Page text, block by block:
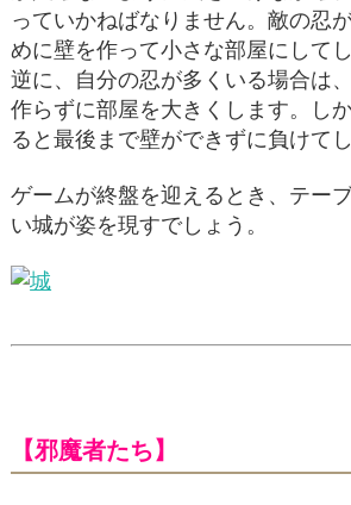
っていかねばなりません。敵の忍
めに壁を作って小さな部屋にして
逆に、自分の忍が多くいる場合は
作らずに部屋を大きくします。し
ると最後まで壁ができずに負けてし
ゲームが終盤を迎えるとき、テー
い城が姿を現すでしょう。
【邪魔者たち】